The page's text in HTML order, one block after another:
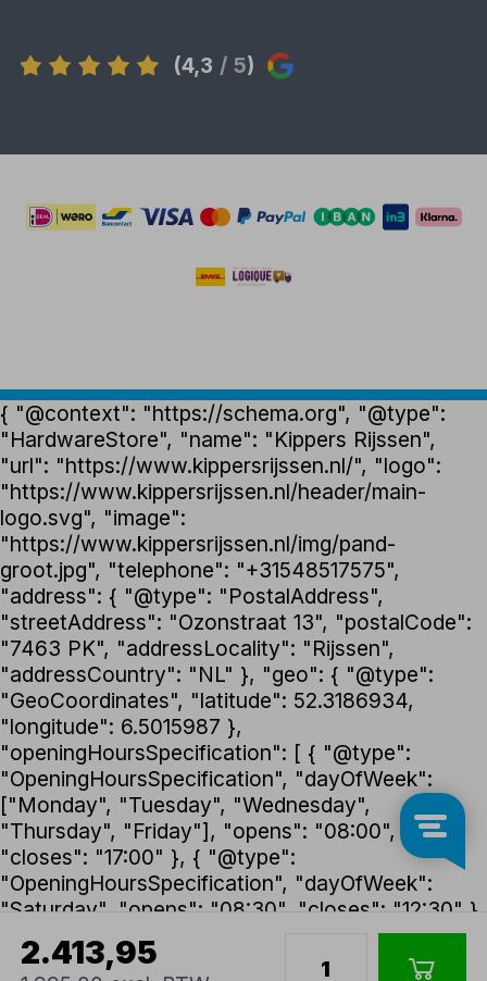
2.413,95
(4,3 / 5)
{ "@context": "https://schema.org", "@type":
"HardwareStore", "name": "Kippers Rijssen",
"url": "https://www.kippersrijssen.nl/", "logo":
"https://www.kippersrijssen.nl/header/main-
logo.svg", "image":
"https://www.kippersrijssen.nl/img/pand-
groot.jpg", "telephone": "+31548517575",
"address": { "@type": "PostalAddress",
"streetAddress": "Ozonstraat 13", "postalCode":
"7463 PK", "addressLocality": "Rijssen",
"addressCountry": "NL" }, "geo": { "@type":
"GeoCoordinates", "latitude": 52.3186934,
"longitude": 6.5015987 },
"openingHoursSpecification": [ { "@type":
"OpeningHoursSpecification", "dayOfWeek":
["Monday", "Tuesday", "Wednesday",
"Thursday", "Friday"], "opens": "08:00",
"closes": "17:00" }, { "@type":
"OpeningHoursSpecification", "dayOfWeek":
"Saturday", "opens": "08:30", "closes": "12:30" }
], "foundingDate": "1992", "founder": { "@type":
"Person", "name": "Henk Kippers" },